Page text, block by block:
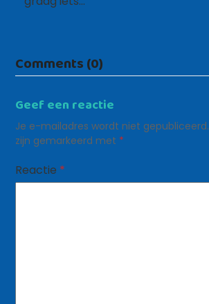
Comments (0)
Geef een reactie
Je e-mailadres wordt niet gepubliceerd.
zijn gemarkeerd met *
Reactie *